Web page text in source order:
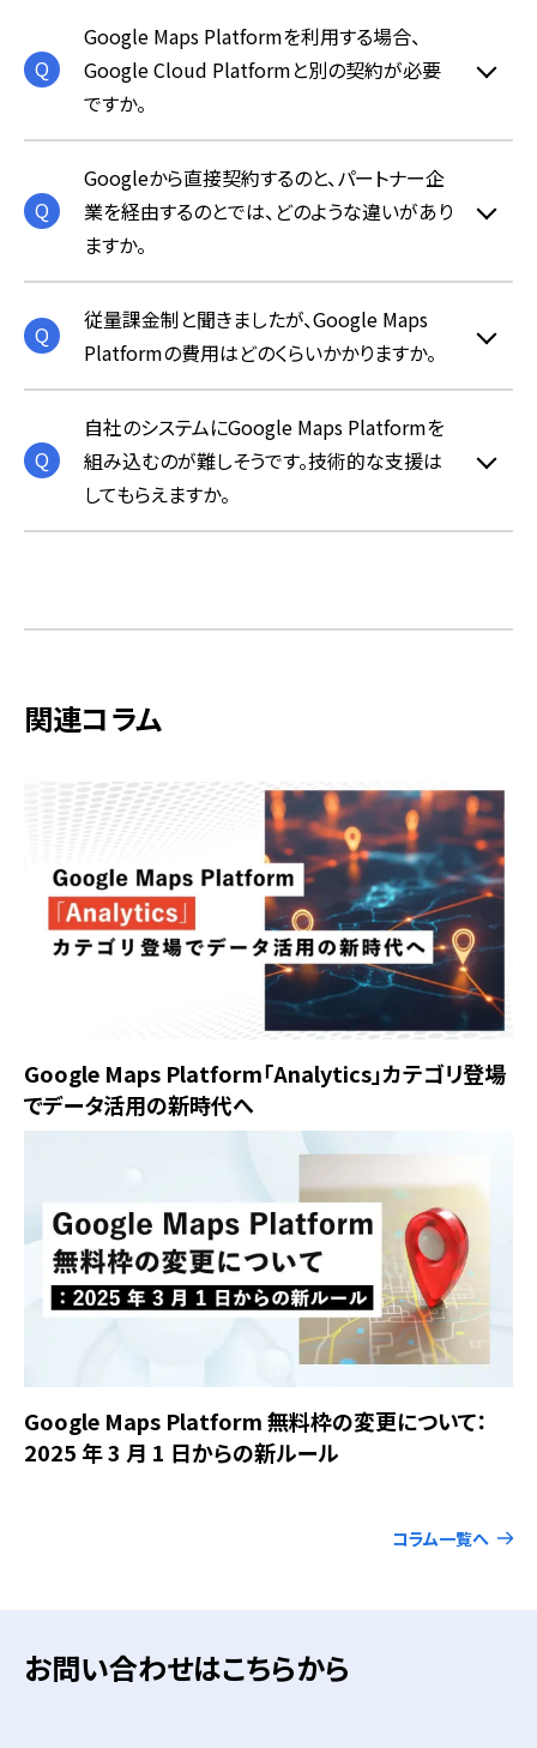
Google Maps Platformを利用する場合、
Google Cloud Platformと別の契約が必要
ですか。
Googleから直接契約するのと、パートナー企
業を経由するのとでは、どのような違いがあり
ますか。
従量課金制と聞きましたが、Google Maps
Platformの費用はどのくらいかかりますか。
自社のシステムにGoogle Maps Platformを
組み込むのが難しそうです。技術的な支援は
してもらえますか。
関連コラム
Google Maps Platform「Analytics」カテゴリ登場
でデータ活用の新時代へ
Google Maps Platform 無料枠の変更について：
2025 年 3 月 1 日からの新ルール
コラム一覧へ
お問い合わせはこちらから